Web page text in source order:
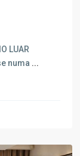
LUAR
numa ...